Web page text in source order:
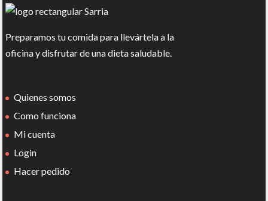
Preparamos tu comida para llevártela a la
oficina y disfrutar de una dieta saludable.
Quienes somos
Como funciona
Mi cuenta
Login
Hacer pedido